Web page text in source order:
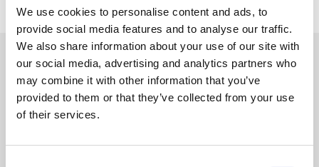
We use cookies to personalise content and ads, to
provide social media features and to analyse our traffic.
We also share information about your use of our site with
our social media, advertising and analytics partners who
may combine it with other information that you’ve
provided to them or that they’ve collected from your use
of their services.
Voltar
OUTRASNOTÍCIAS